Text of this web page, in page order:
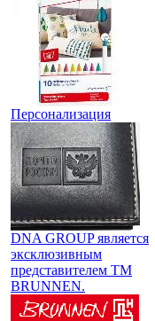
Персонализация
DNA GROUP является
эксклюзивным
представителем TM
BRUNNEN.